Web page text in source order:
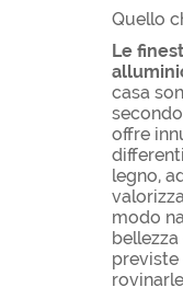
Quello
Le
casa
offre
legno,
modo